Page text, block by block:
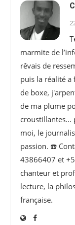
marmite de
rêvais de
puis la réalité
de boxe,
de ma plume
moi, le
passion. ☎️
43866407 et
chanteur et
lecture, la
française.